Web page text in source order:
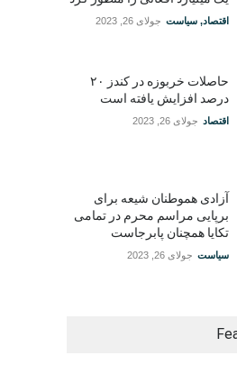
اقتصاد, سیاست جولای 26, 2023
حاصلات خربوزه در کندز ۲۰
درصد افزایش یافته است
اقتصاد جولای 26, 2023
آزادی هموطنان شیعه برای
برپایی مراسم محرم در تمامی
تکایا همچنان پابرجاست
سیاست جولای 26, 2023